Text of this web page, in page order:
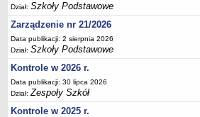
Dział:Szkoły Podstawowe
Zarządzenie nr 21/2026
Data publikacji: 2 sierpnia 2026
Dział:Szkoły Podstawowe
Kontrole w 2026 r.
Data publikacji: 30 lipca 2026
Dział:Zespoły Szkół
Kontrole w 2025 r.